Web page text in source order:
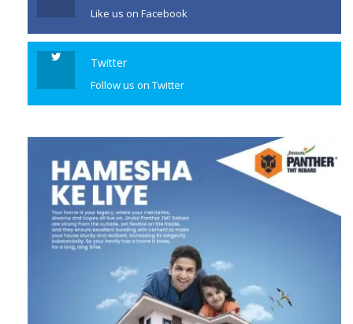
Like us on Facebook
Twitter
Follow us on Twitter